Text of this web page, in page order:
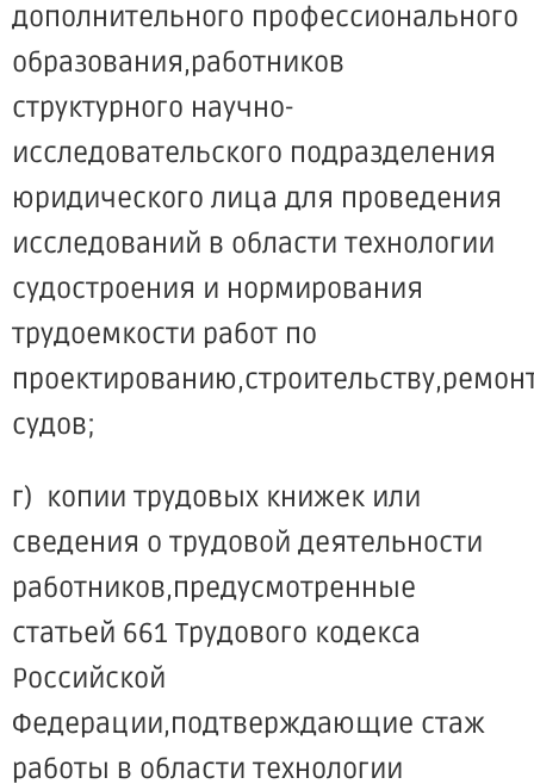
дополнительного профессионального
образования,работников
структурного научно-
исследовательского подразделения
юридического лица для проведения
исследований в области технологии
судостроения и нормирования
трудоемкости работ по
судов;
г) копии трудовых книжек или
сведения о трудовой деятельности
работников,предусмотренные
статьей 661 Трудового кодекса
Российской
Федерации,подтверждающие стаж
работы в области технологии